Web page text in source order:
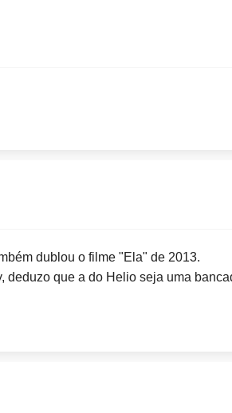
dublou o filme "Ela" de 2013.
que a do Helio seja uma